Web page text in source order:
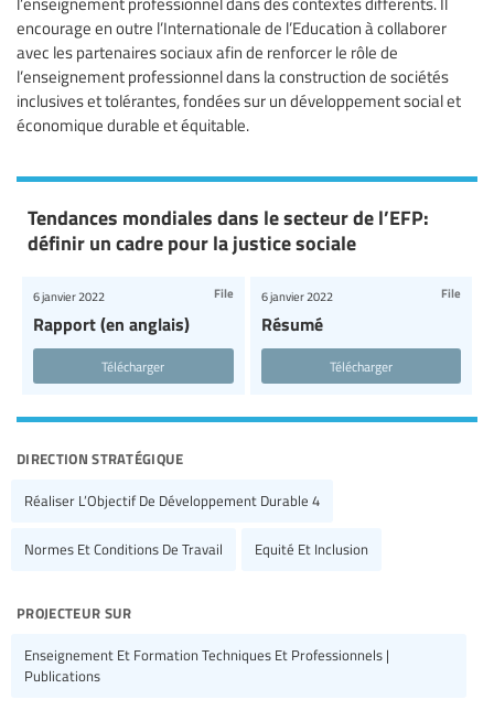
encourage en outre l’Internationale de l’Education à collaborer
avec les partenaires sociaux afin de renforcer le rôle de
l’enseignement professionnel dans la construction de sociétés
inclusives et tolérantes, fondées sur un développement social et
économique durable et équitable.
Tendances mondiales dans le secteur de l’EFP:
définir un cadre pour la justice sociale
Rapport (en anglais)
6 janvier 2022 File
Télécharger
Résumé
6 janvier 2022 File
Télécharger
direction stratégique
Réaliser L’Objectif De Développement Durable 4
Normes Et Conditions De Travail Equité Et Inclusion
projecteur sur
Enseignement Et Formation Techniques Et Professionnels |
Publications